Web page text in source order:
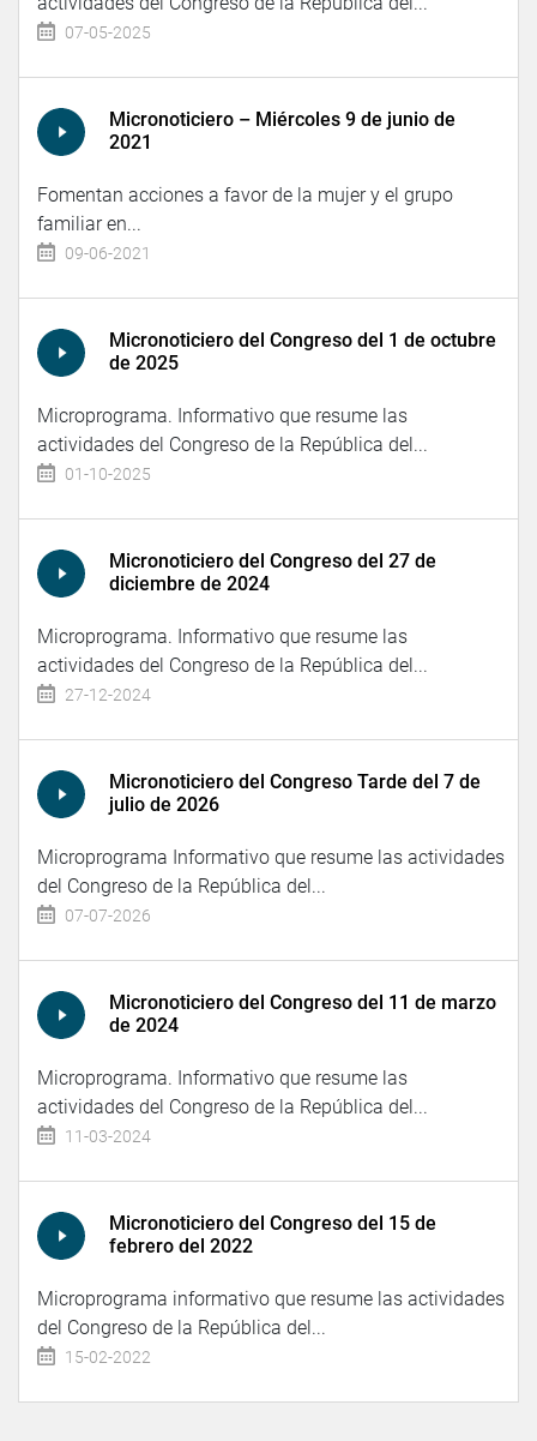
07-05-2025
Micronoticiero – Miércoles 9 de junio de
2021
Fomentan acciones a favor de la mujer y el grupo
familiar en...
09-06-2021
Micronoticiero del Congreso del 1 de octubre
de 2025
Microprograma. Informativo que resume las
actividades del Congreso de la República del...
01-10-2025
Micronoticiero del Congreso del 27 de
diciembre de 2024
Microprograma. Informativo que resume las
actividades del Congreso de la República del...
27-12-2024
Micronoticiero del Congreso Tarde del 7 de
julio de 2026
Microprograma Informativo que resume las actividades
del Congreso de la República del...
07-07-2026
Micronoticiero del Congreso del 11 de marzo
de 2024
Microprograma. Informativo que resume las
actividades del Congreso de la República del...
11-03-2024
Micronoticiero del Congreso del 15 de
febrero del 2022
Microprograma informativo que resume las actividades
del Congreso de la República del...
15-02-2022